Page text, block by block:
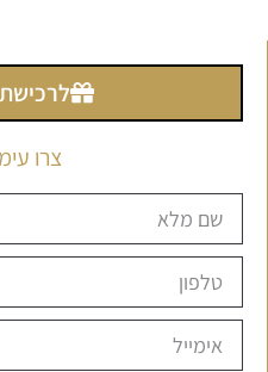
לרכישת Gift Card
צרו